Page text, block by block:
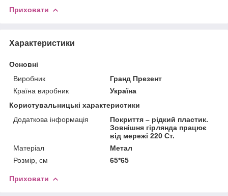
Приховати
Характеристики
Основні
Виробник
Гранд Презент
Країна виробник
Україна
Користувальницькі характеристики
Додаткова інформація
Покриття – рідкий пластик.
Зовнішня гірлянда працює
від мережі 220 Ст.
Матеріал
Метал
Розмір, см
65*65
Приховати